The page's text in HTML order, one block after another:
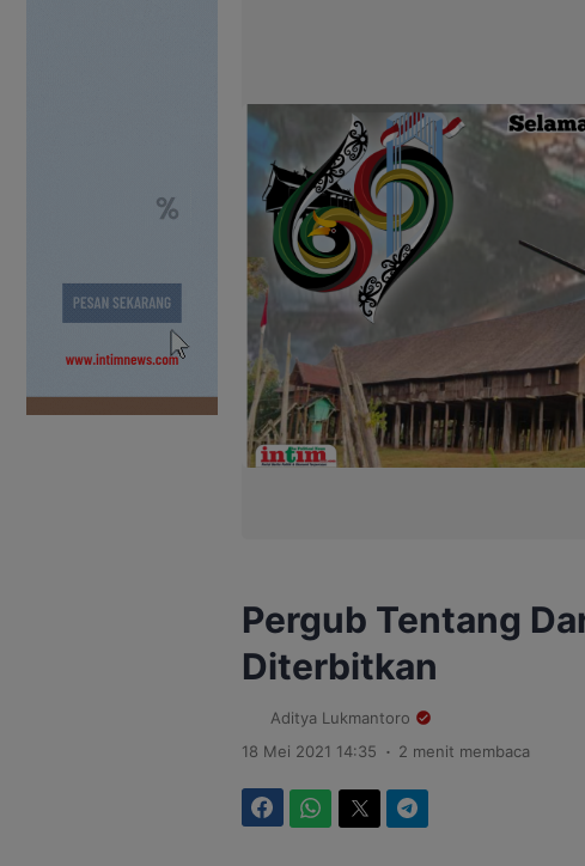
Pergub Tentang
Diterbitkan
Aditya Lukmantoro
18 Mei 2021 14:35 . 2 menit membaca